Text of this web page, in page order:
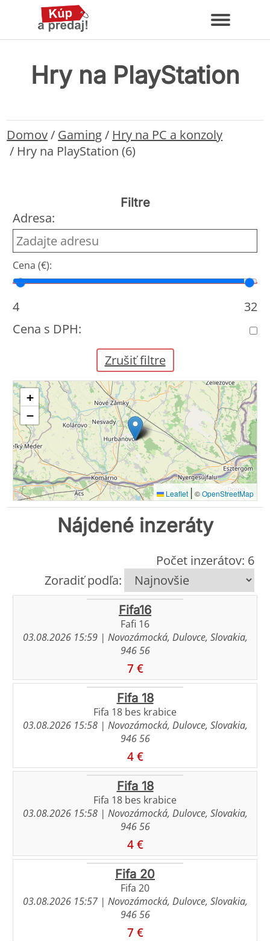
Hry na PlayStation
Domov/ Gaming/ Hry na PC a konzoly
/ Hry na PlayStation (6)
Filtre
Adresa:
Cena (€):
Cena od
Cena do
4
32
Cena s DPH:
Zrušiť filtre
+
−
Leaflet | ©OpenStreetMap
Nájdené inzeráty
Počet inzerátov: 6
Zoradiť podľa:
Fifa16
Fafi 16
03.08.2026 15:59| Novozámocká, Dulovce, Slovakia,
946 56
7 €
Fifa 18
Fifa 18 bes krabice
03.08.2026 15:58| Novozámocká, Dulovce, Slovakia,
946 56
4 €
Fifa 18
Fifa 18 bes krabice
03.08.2026 15:58| Novozámocká, Dulovce, Slovakia,
946 56
4 €
Fifa 20
Fifa 20
03.08.2026 15:57| Novozámocká, Dulovce, Slovakia,
946 56
7 €